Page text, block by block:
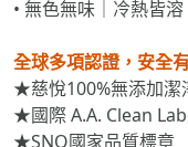
★慈悅100%無添加潔
★國際 A.A. Clean
★SNQ國家品質標章